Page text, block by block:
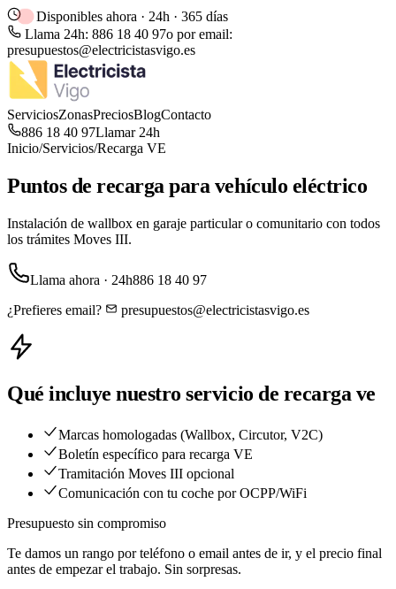
Disponibles ahora · 24h · 365 días
Llama 24h: 886 18 40 97o por email:
presupuestos@electricistasvigo.es
ServiciosZonasPreciosBlogContacto
886 18 40 97Llamar 24h
Inicio/Servicios/Recarga VE
Puntos de recarga para vehículo eléctrico
Instalación de wallbox en garaje particular o comunitario con todos
los trámites Moves III.
Llama ahora · 24h886 18 40 97
¿Prefieres email?
presupuestos@electricistasvigo.es
Qué incluye nuestro servicio de recarga ve
Marcas homologadas (Wallbox, Circutor, V2C)
Boletín específico para recarga VE
Tramitación Moves III opcional
Comunicación con tu coche por OCPP/WiFi
Presupuesto sin compromiso
Te damos un rango por teléfono o email antes de ir, y el precio final
antes de empezar el trabajo. Sin sorpresas.